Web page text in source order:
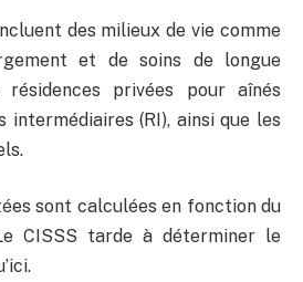
des milieux de vie comme
et de soins de longue
privées pour aînés
intermédiaires (RI), ainsi que les
sont calculées en fonction du
CISSS tarde à déterminer le